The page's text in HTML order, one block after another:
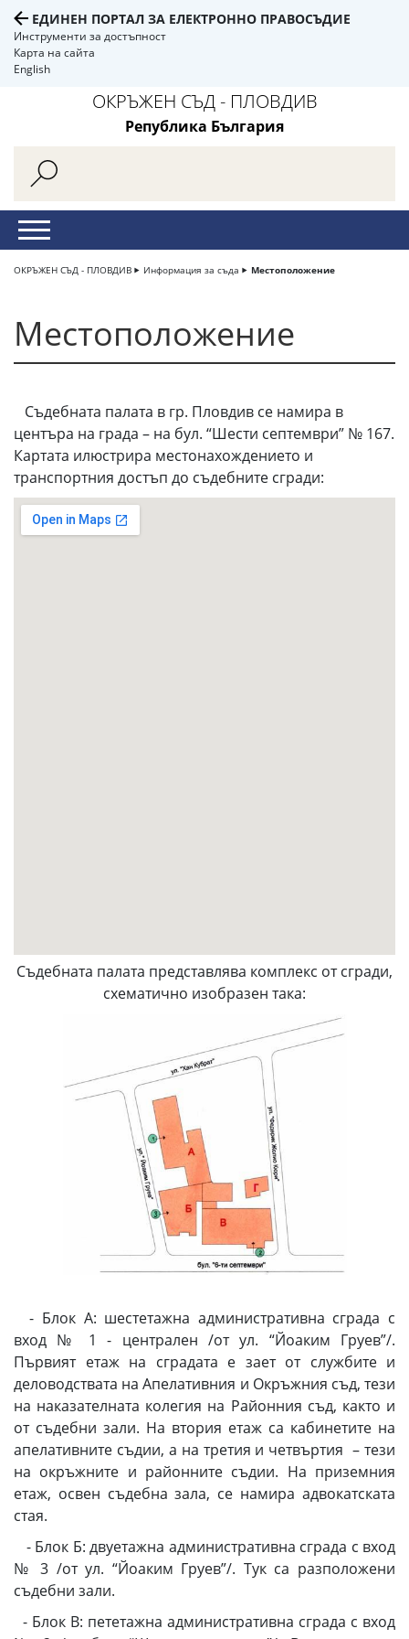
ЕДИНЕН ПОРТАЛ ЗА ЕЛЕКТРОННО ПРАВОСЪДИЕ
Инструменти за достъпност
Карта на сайта
English
ОКРЪЖЕН СЪД - ПЛОВДИВ
Република България
ОКРЪЖЕН СЪД - ПЛОВДИВ Информация за съда Местоположение
Местоположение
Съдебната палата в гр. Пловдив се намира в
центъра на града – на бул. “Шести септември” № 167.
Картата илюстрира местонахождението и
транспортния достъп до съдебните сгради:
Съдебната палата представлява комплекс от сгради,
схематично изобразен така:
- Блок А: шестетажна административна сграда с
вход № 1 - централен /от ул. “Йоаким Груев”/.
Първият етаж на сградата е зает от службите и
деловодствата на Апелативния и Окръжния съд, тези
на наказателната колегия на Районния съд, както и
от съдебни зали. На втория етаж са кабинетите на
апелативните съдии, а на третия и четвъртия – тези
на окръжните и районните съдии. На приземния
етаж, освен съдебна зала, се намира адвокатската
стая.
- Блок Б: двуетажна административна сграда с вход
№ 3 /от ул. “Йоаким Груев”/. Тук са разположени
съдебни зали.
- Блок В: пететажна административна сграда с вход